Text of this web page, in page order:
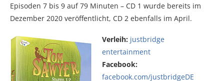
Episoden 7 bis 9 auf 79 Minuten – CD 1 wurde bereits im
Dezember 2020 veröffentlicht, CD 2 ebenfalls im April.
Verleih: justbridge
entertainment
Facebook:
facebook.com/justbridgeDE